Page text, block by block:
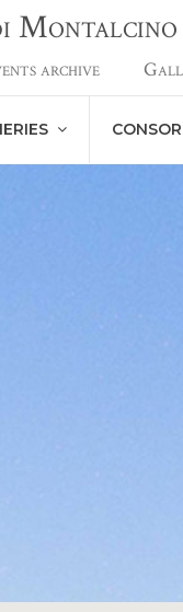
Montalcino
archive